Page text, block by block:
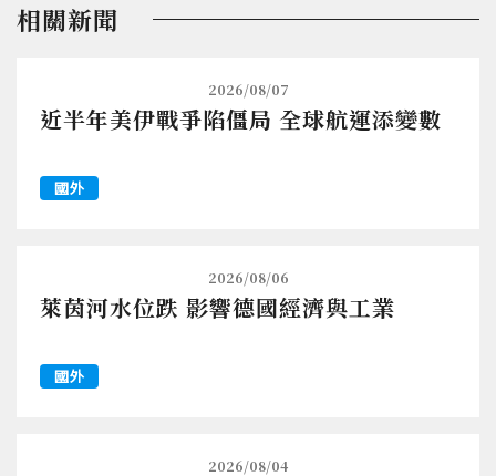
相關新聞
2026/08/07
近半年美伊戰爭陷僵局 全球航運添變數
國外
2026/08/06
萊茵河水位跌 影響德國經濟與工業
國外
2026/08/04